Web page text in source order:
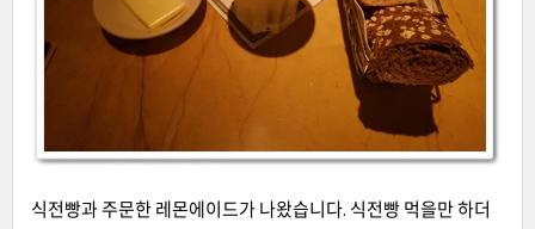
식전빵과 주문한 레몬에이드가 나왔습니다. 식전빵 먹을만 하더